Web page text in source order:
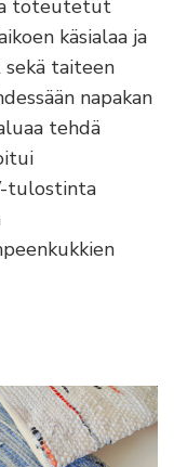
toteutetut
käsialaa ja
taiteen
napakan
tehdä
tulostinta